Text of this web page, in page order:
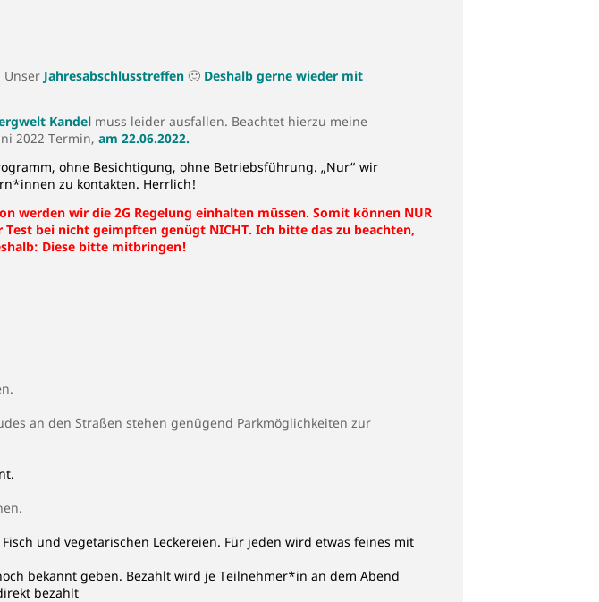
Unser Jahresabschlusstreffen 🙂 Deshalb gerne wieder mit
Kandel muss leider ausfallen. Beachtet hierzu meine
2022 Termin, am 22.06.2022.
ohne Besichtigung, ohne Betriebsführung. „Nur“ wir
zu kontakten. Herrlich!
werden wir die 2G Regelung einhalten müssen. Somit können NUR
bei nicht geimpften genügt NICHT. Ich bitte das zu beachten,
Diese bitte mitbringen!
an den Straßen stehen genügend Parkmöglichkeiten zur
und vegetarischen Leckereien. Für jeden wird etwas feines mit
bekannt geben. Bezahlt wird je Teilnehmer*in an dem Abend
bezahlt